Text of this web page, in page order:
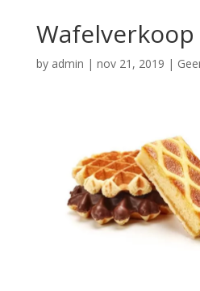
Wafelverkoop
by admin | nov 21, 2019 |